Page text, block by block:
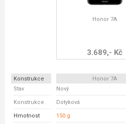
Honor 7A
3.689,- Kč
Konstrukce Honor 7A
Stav
Nový
Konstrukce Dotyková
Hmotnost 150 g